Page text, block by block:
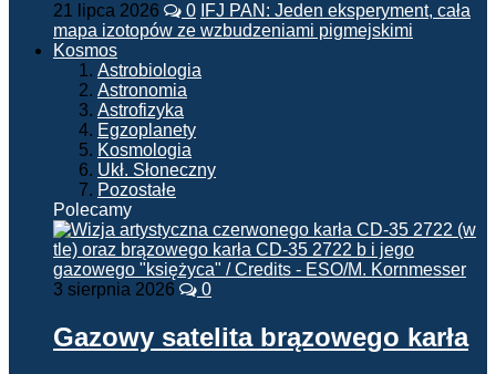
21 lipca 2026 0 IFJ PAN: Jeden eksperyment, cała
mapa izotopów ze wzbudzeniami pigmejskimi
Kosmos
Astrobiologia
Astronomia
Astrofizyka
Egzoplanety
Kosmologia
Ukł. Słoneczny
Pozostałe
Polecamy
3 sierpnia 2026 0
Gazowy satelita brązowego karła